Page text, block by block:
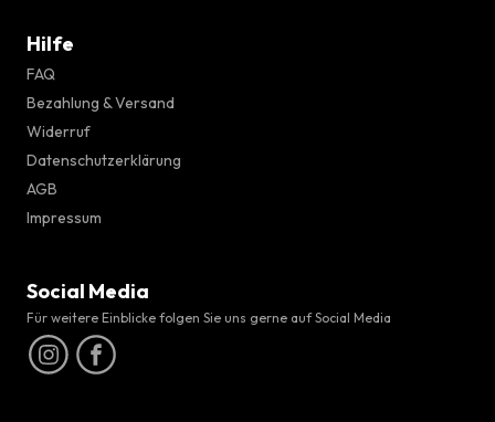
Hilfe
FAQ
Bezahlung & Versand
Widerruf
Datenschutzerklärung
AGB
Impressum
Social Media
Für weitere Einblicke folgen Sie uns gerne auf Social Media